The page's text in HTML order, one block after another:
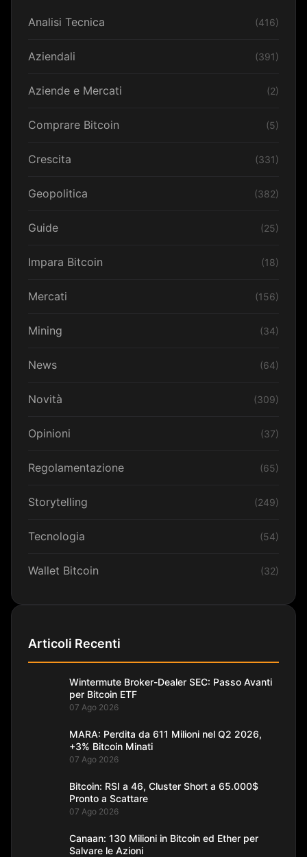
Analisi Tecnica (416)
Aziendali (391)
Aziende e Mercati (2)
Comprare Bitcoin (5)
Crescita (331)
Geopolitica (382)
Guide (25)
Impara Bitcoin (18)
Mercati (156)
Mining (34)
News (64)
Novità (309)
Opinioni (37)
Regolamentazione (65)
Storytelling (249)
Tecnologia (54)
Wallet Bitcoin (32)
Articoli Recenti
Wintermute Broker-Dealer SEC: Passo Avanti
per Bitcoin ETF
07 Ago 2026
MARA: Perdita da 611 Milioni nel Q2 2026,
+3% Bitcoin Minati
07 Ago 2026
Bitcoin: RSI a 46, Cluster Short a 65.000$
Pronto a Scattare
07 Ago 2026
Canaan: 130 Milioni in Bitcoin ed Ether per
Salvare le Azioni